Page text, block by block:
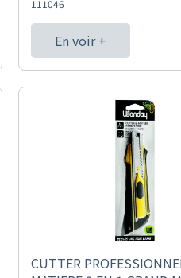
111046
En voir +
CUTTER